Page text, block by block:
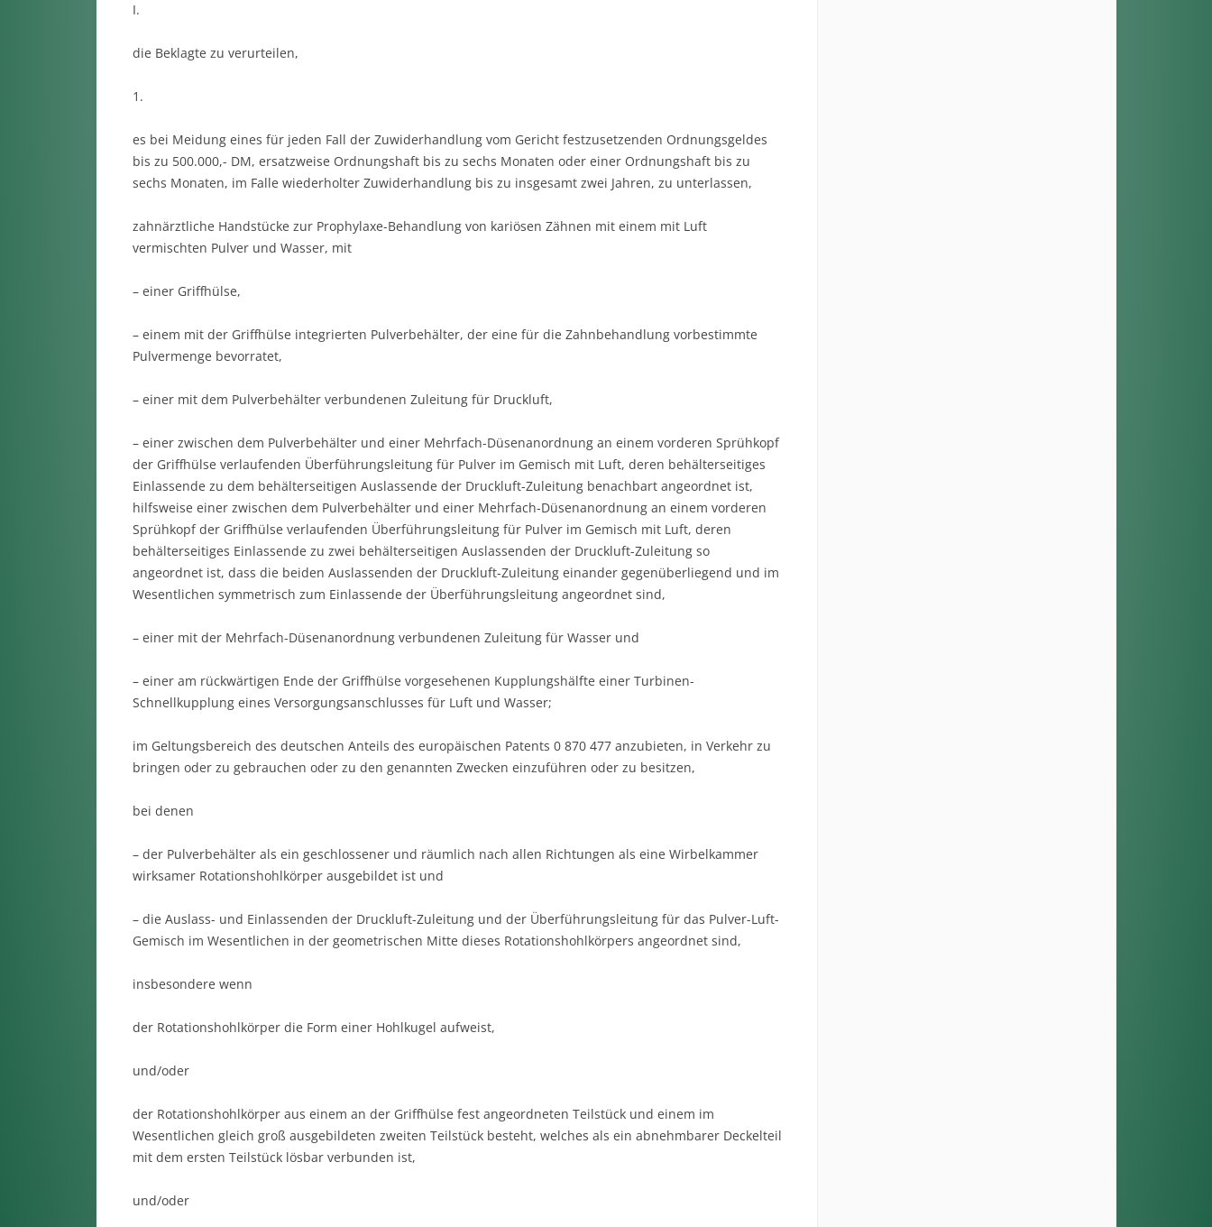
I.
die Beklagte zu verurteilen,
1.
es bei Meidung eines für jeden Fall der Zuwiderhandlung vom Gericht festzusetzenden Ordnungsgeldes
bis zu 500.000,- DM, ersatzweise Ordnungshaft bis zu sechs Monaten oder einer Ordnungshaft bis zu
sechs Monaten, im Falle wiederholter Zuwiderhandlung bis zu insgesamt zwei Jahren, zu unterlassen,
zahnärztliche Handstücke zur Prophylaxe-Behandlung von kariösen Zähnen mit einem mit Luft
vermischten Pulver und Wasser, mit
– einer Griffhülse,
– einem mit der Griffhülse integrierten Pulverbehälter, der eine für die Zahnbehandlung vorbestimmte
Pulvermenge bevorratet,
– einer mit dem Pulverbehälter verbundenen Zuleitung für Druckluft,
– einer zwischen dem Pulverbehälter und einer Mehrfach-Düsenanordnung an einem vorderen Sprühkopf
der Griffhülse verlaufenden Überführungsleitung für Pulver im Gemisch mit Luft, deren behälterseitiges
Einlassende zu dem behälterseitigen Auslassende der Druckluft-Zuleitung benachbart angeordnet ist,
hilfsweise einer zwischen dem Pulverbehälter und einer Mehrfach-Düsenanordnung an einem vorderen
Sprühkopf der Griffhülse verlaufenden Überführungsleitung für Pulver im Gemisch mit Luft, deren
behälterseitiges Einlassende zu zwei behälterseitigen Auslassenden der Druckluft-Zuleitung so
angeordnet ist, dass die beiden Auslassenden der Druckluft-Zuleitung einander gegenüberliegend und im
Wesentlichen symmetrisch zum Einlassende der Überführungsleitung angeordnet sind,
– einer mit der Mehrfach-Düsenanordnung verbundenen Zuleitung für Wasser und
– einer am rückwärtigen Ende der Griffhülse vorgesehenen Kupplungshälfte einer Turbinen-
Schnellkupplung eines Versorgungsanschlusses für Luft und Wasser;
im Geltungsbereich des deutschen Anteils des europäischen Patents 0 870 477 anzubieten, in Verkehr zu
bringen oder zu gebrauchen oder zu den genannten Zwecken einzuführen oder zu besitzen,
bei denen
– der Pulverbehälter als ein geschlossener und räumlich nach allen Richtungen als eine Wirbelkammer
wirksamer Rotationshohlkörper ausgebildet ist und
– die Auslass- und Einlassenden der Druckluft-Zuleitung und der Überführungsleitung für das Pulver-Luft-
Gemisch im Wesentlichen in der geometrischen Mitte dieses Rotationshohlkörpers angeordnet sind,
insbesondere wenn
der Rotationshohlkörper die Form einer Hohlkugel aufweist,
und/oder
der Rotationshohlkörper aus einem an der Griffhülse fest angeordneten Teilstück und einem im
Wesentlichen gleich groß ausgebildeten zweiten Teilstück besteht, welches als ein abnehmbarer Deckelteil
mit dem ersten Teilstück lösbar verbunden ist,
und/oder